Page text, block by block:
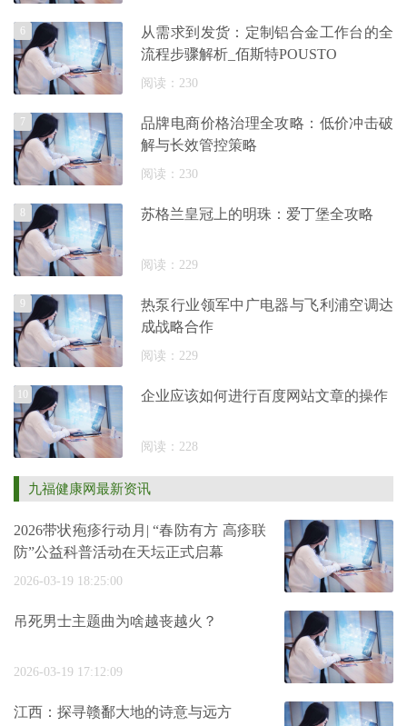
从需求到发货：定制铝合金工作台的全
流程步骤解析_佰斯特POUSTO
阅读：230
6
品牌电商价格治理全攻略：低价冲击破
解与长效管控策略
阅读：230
7
苏格兰皇冠上的明珠：爱丁堡全攻略
阅读：229
热泵行业领军中广电器与飞利浦空调达
成战略合作
阅读：229
9
企业应该如何进行百度网站文章的操作
阅读：228
九福健康网最新资讯
2026带状疱疹行动月| “春防有方 高疹联
防”公益科普活动在天坛正式启幕
2026-03-19 18:25:00
吊死男士主题曲为啥越丧越火？
2026-03-19 17:12:09
江西：探寻赣鄱大地的诗意与远方